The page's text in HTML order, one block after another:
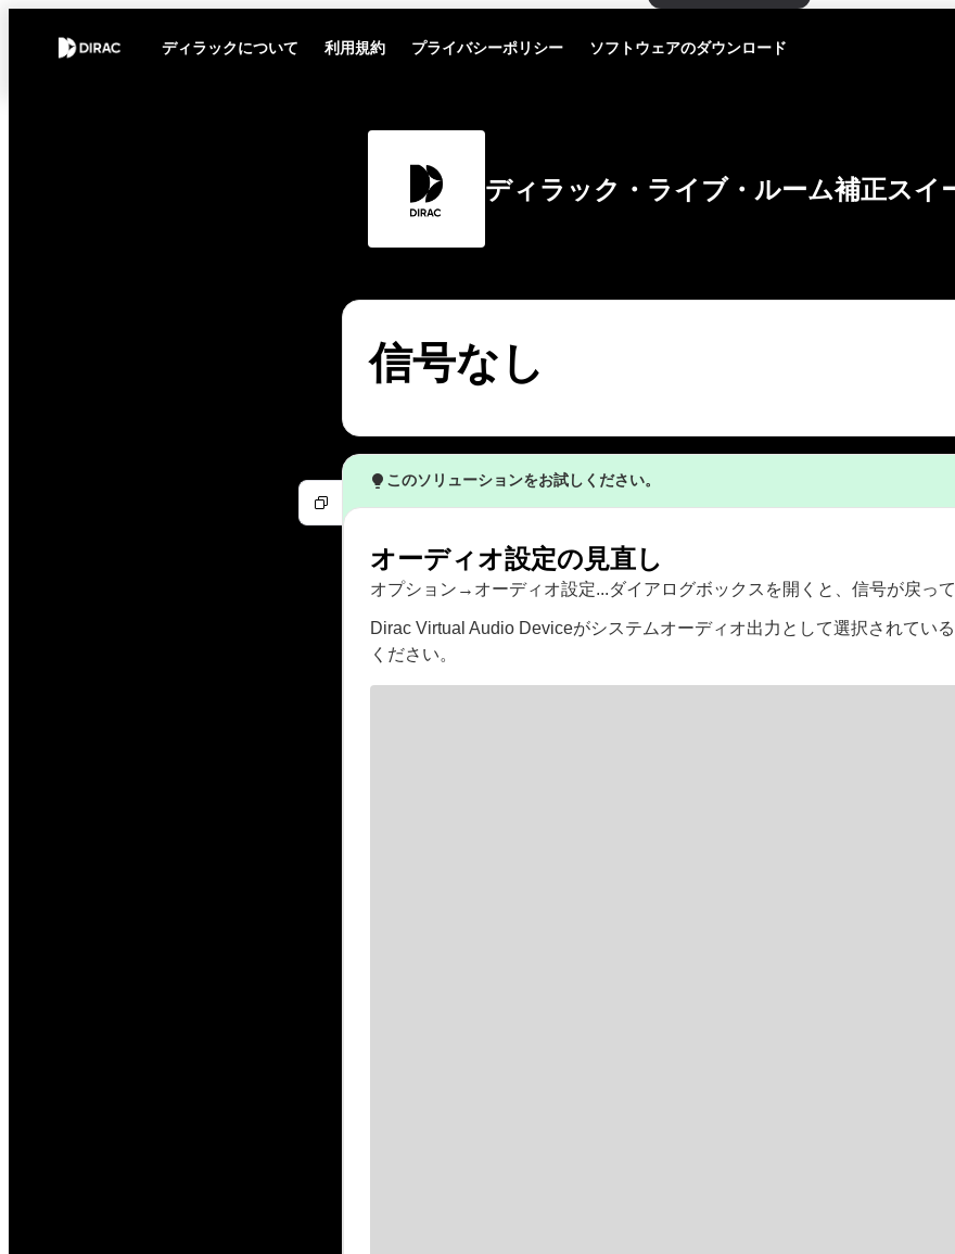
ディラックについて 利用規約 プライバシーポリシー ソフトウェアのダウンロード
ディラック・ライブ・ルーム補正スイ
信号なし
このソリューションをお試しください。
オーディオ設定の見直し
オプション→オーディオ設定...ダイアログボックスを開くと、信号が戻って
Dirac Virtual Audio Deviceがシステムオーディオ出力として選択されてい
ください。